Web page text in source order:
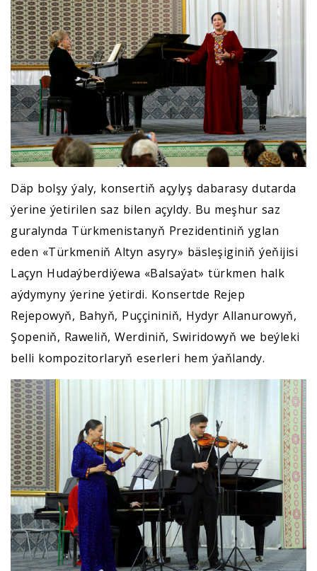
Däp bolşy ýaly, konsertiň açylyş dabarasy dutarda
ýerine ýetirilen saz bilen açyldy. Bu meşhur saz
guralynda Türkmenistanyň Prezidentiniň yglan
eden «Türkmeniň Altyn asyry» bäsleşiginiň ýeňijisi
Laçyn Hudaýberdiýewa «Balsaýat» türkmen halk
aýdymyny ýerine ýetirdi. Konsertde Rejep
Rejepowyň, Bahyň, Puççininiň, Hydyr Allanurowyň,
Şopeniň, Raweliň, Werdiniň, Swiridowyň we beýleki
belli kompozitorlaryň eserleri hem ýaňlandy.